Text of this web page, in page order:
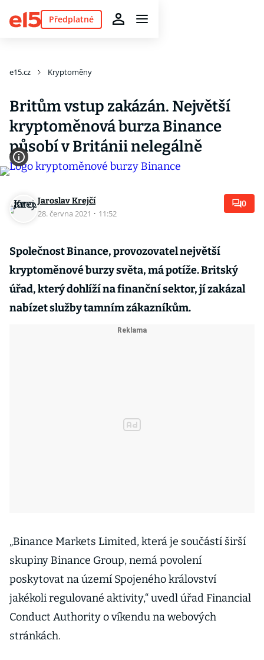
Předplatné
e15.cz Kryptoměny
Britům vstup zakázán. Největší
kryptoměnová burza Binance
působí v Británii nelegálně
Jaroslav Krejčí
28. června 2021 · 11:52
0
Společnost Binance, provozovatel největší
kryptoměnové burzy světa, má potíže. Britský
úřad, který dohlíží na finanční sektor, jí zakázal
nabízet služby tamním zákazníkům.
„Binance Markets Limited, která je součástí širší
skupiny Binance Group, nemá povolení
poskytovat na území Spojeného království
jakékoli regulované aktivity,“ uvedl úřad Financial
Conduct Authority o víkendu na webových
stránkách.